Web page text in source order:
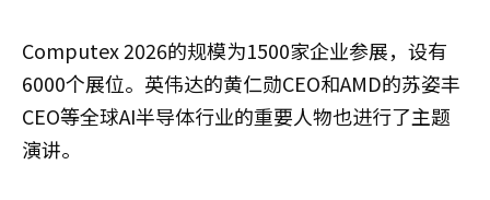
Computex 2026的规模为1500家企业参展，设有
6000个展位。英伟达的黄仁勋CEO和AMD的苏姿丰
CEO等全球AI半导体行业的重要人物也进行了主题
演讲。